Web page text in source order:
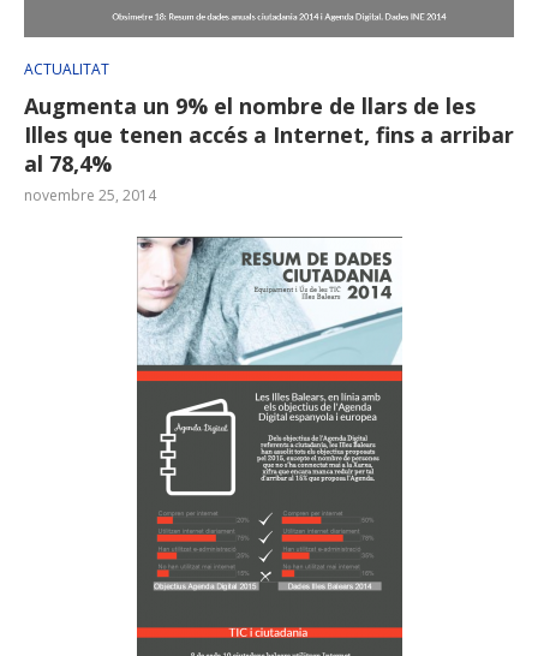
ACTUALITAT
Augmenta un 9% el nombre de llars de les
Illes que tenen accés a Internet, fins a arribar
al 78,4%
novembre 25, 2014